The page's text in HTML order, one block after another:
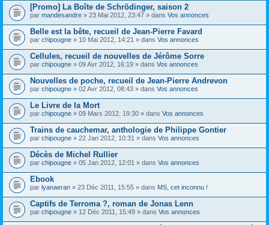
o
n
t
i
e
n
t
u
n
o
n
d
a
g
e
[Promo] La Boîte de Schrödinger, saison 2
par mandesandre » 23 Mai 2012, 23:47 » dans Vos annonces
Belle est la bête, recueil de Jean-Pierre Favard
par chipougne » 10 Mai 2012, 14:21 » dans Vos annonces
Cellules, recueil de nouvelles de Jérôme Sorre
par chipougne » 09 Avr 2012, 16:19 » dans Vos annonces
Nouvelles de poche, recueil de Jean-Pierre Andrevon
par chipougne » 02 Avr 2012, 08:43 » dans Vos annonces
Le Livre de la Mort
par chipougne » 09 Mars 2012, 19:30 » dans Vos annonces
Trains de cauchemar, anthologie de Philippe Gontier
par chipougne » 22 Jan 2012, 10:31 » dans Vos annonces
Décès de Michel Rullier
par chipougne » 05 Jan 2012, 12:01 » dans Vos annonces
Ebook
par lyanaeran » 23 Déc 2011, 15:55 » dans MS, cet inconnu !
Captifs de Terroma ?, roman de Jonas Lenn
par chipougne » 12 Déc 2011, 15:49 » dans Vos annonces